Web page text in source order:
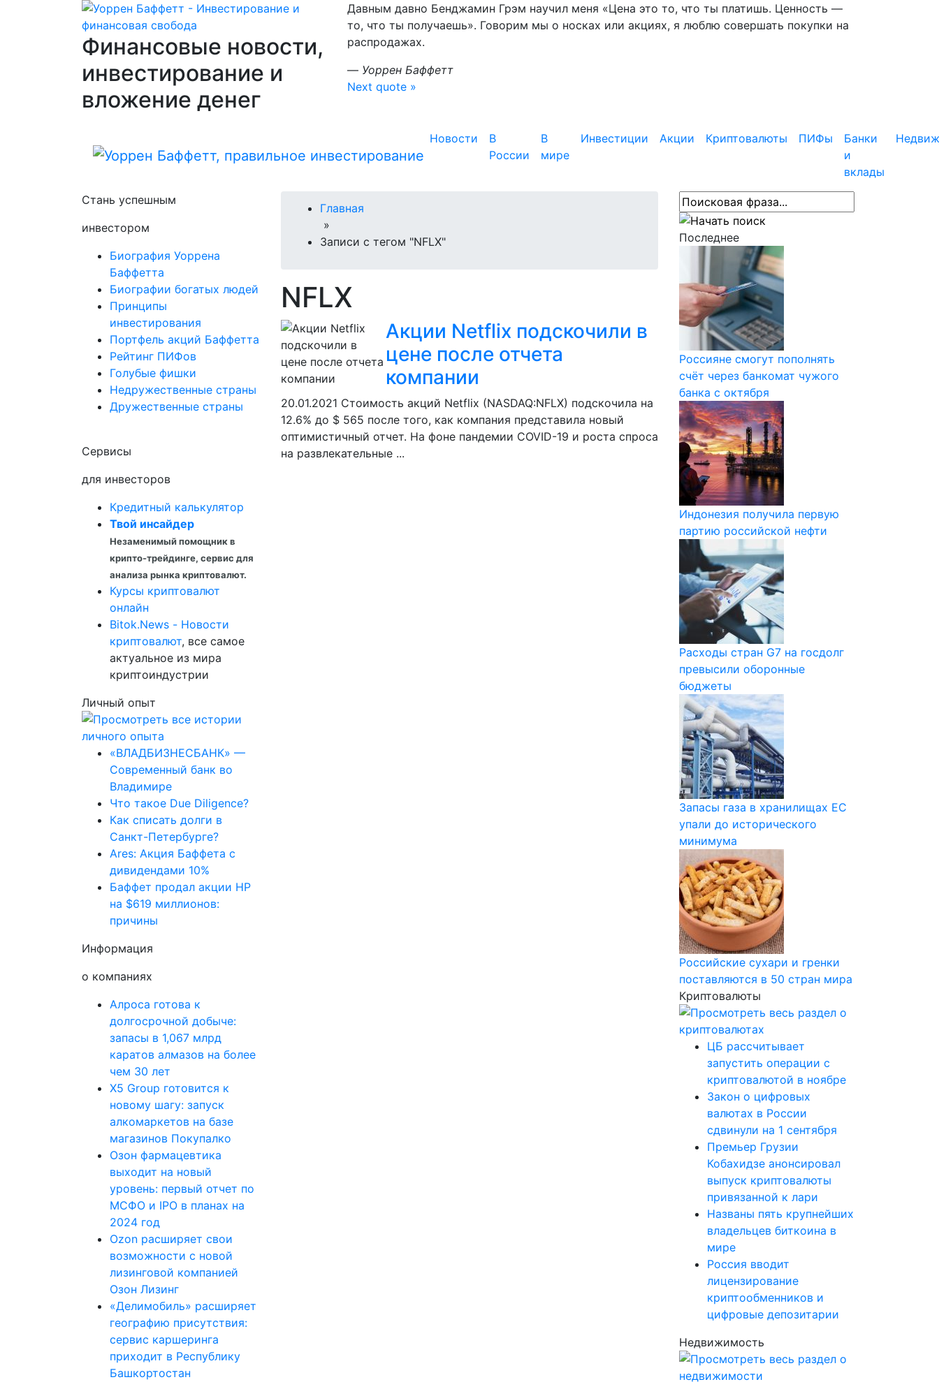
Финансовые новости,
инвестирование и
вложение денег
Давным давно Бенджамин Грэм научил меня «Цена это то, что ты платишь. Ценность —
то, что ты получаешь». Говорим мы о носках или акциях, я люблю совершать покупки на
распродажах.
— Уоррен Баффетт
Next quote »
Новости
В
России
В
мире
Инвестиции Акции Криптовалюты ПИФы
Банки
и
вклады
Стань успешным
инвестором
Биография Уоррена
Баффетта
Биографии богатых людей
Принципы
инвестирования
Портфель акций Баффетта
Рейтинг ПИФов
Голубые фишки
Недружественные страны
Дружественные страны
Сервисы
для инвесторов
Кредитный калькулятор
Твой инсайдер
Незаменимый помощник в
крипто-трейдинге, сервис для
анализа рынка криптовалют.
Курсы криптовалют
онлайн
Bitok.News - Новости
криптовалют, все самое
актуальное из мира
криптоиндустрии
Личный опыт
«ВЛАДБИЗНЕСБАНК» —
Современный банк во
Владимире
Что такое Due Diligence?
Как списать долги в
Санкт-Петербурге?
Ares: Акция Баффета с
дивидендами 10%
Баффет продал акции HP
на $619 миллионов:
причины
Информация
о компаниях
Алроса готова к
долгосрочной добыче:
запасы в 1,067 млрд
каратов алмазов на более
чем 30 лет
X5 Group готовится к
новому шагу: запуск
алкомаркетов на базе
магазинов Покупалко
Озон фармацевтика
выходит на новый
уровень: первый отчет по
МСФО и IPO в планах на
2024 год
Ozon расширяет свои
возможности с новой
лизинговой компанией
Озон Лизинг
«Делимобиль» расширяет
географию присутствия:
сервис каршеринга
приходит в Республику
Башкортостан
Главная
»
Записи с тегом "NFLX"
NFLX
Акции Netflix подскочили в
цене после отчета
компании
20.01.2021 Стоимость акций Netflix (NASDAQ:NFLX) подскочила на
12.6% до $ 565 после того, как компания представила новый
оптимистичный отчет. На фоне пандемии COVID-19 и роста спроса
на развлекательные ...
Последнее
Россияне смогут пополнять
счёт через банкомат чужого
банка с октября
Индонезия получила первую
партию российской нефти
Расходы стран G7 на госдолг
превысили оборонные
бюджеты
Запасы газа в хранилищах ЕС
упали до исторического
минимума
Российские сухари и гренки
поставляются в 50 стран мира
Криптовалюты
ЦБ рассчитывает
запустить операции с
криптовалютой в ноябре
Закон о цифровых
валютах в России
сдвинули на 1 сентября
Премьер Грузии
Кобахидзе анонсировал
выпуск криптовалюты
привязанной к лари
Названы пять крупнейших
владельцев биткоина в
мире
Россия вводит
лицензирование
криптообменников и
цифровые депозитарии
Недвижимость